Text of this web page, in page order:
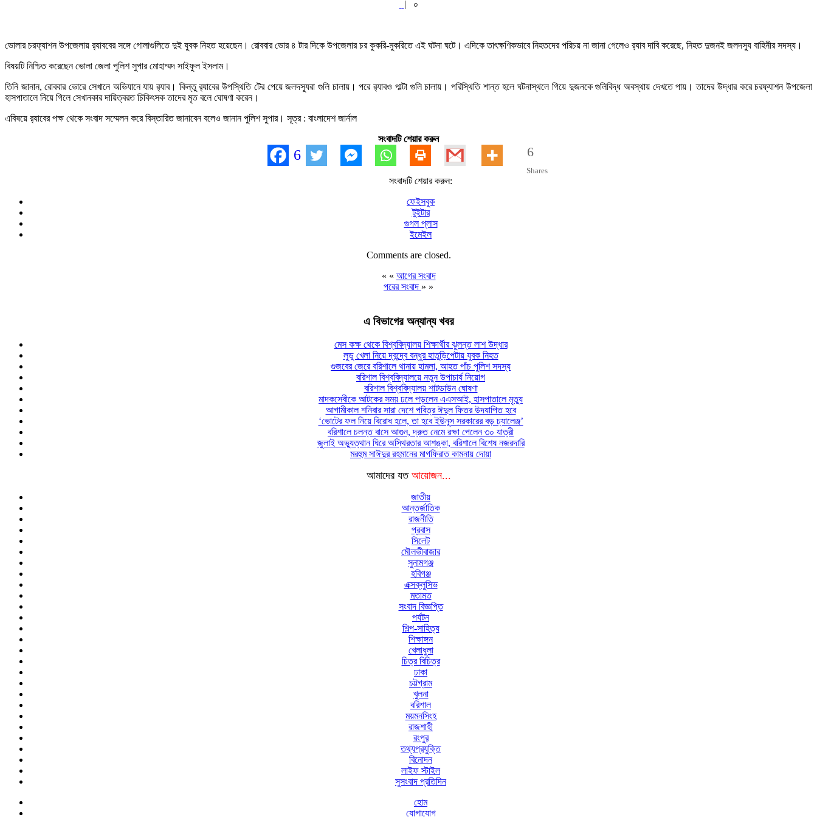
| ০
ভোলার চরফ্যাশন উপজেলায় র‌্যাববের সঙ্গে গোলাগুলিতে দুই যুবক নিহত হয়েছেন। রোববার ভোর ৪ টার দিকে উপজেলার চর কুকরি-মুকরিতে এই ঘটনা ঘটে। এদিকে তাৎক্ষণিকভাবে নিহতদের পরিচয় না জানা গেলেও র‌্যাব দাবি করেছে, নিহত দুজনই জলদস্যু বাহিনীর সদস্য।
বিষয়টি নিশ্চিত করেছেন ভোলা জেলা পুলিশ সুপার মোহাম্মদ সাইফুল ইসলাম।
তিনি জানান, রোববার ভোরে সেখানে অভিযানে যায় র‌্যাব। কিন্তু র‌্যাবের উপস্থিতি টের পেয়ে জলদস্যুরা গুলি চালায়। পরে র‌্যাবও পাল্টা গুলি চালায়। পরিস্থিতি শান্ত হলে ঘটনাস্থলে গিয়ে দুজনকে গুলিবিদ্ধ অবস্থায় দেখতে পায়। তাদের উদ্ধার করে চরফ্যাশন উপজেলা
হাসপাতালে নিয়ে গিলে সেখানকার দায়িত্বরত চিকিৎসক তাদের মৃত বলে ঘোষণা করেন।
এবিষয়ে র‌্যাবের পক্ষ থেকে সংবাদ সম্মেলন করে বিস্তারিত জানাবেন বলেও জানান পুলিশ সুপার। সূত্র : বাংলাদেশ জার্নাল
সংবাদটি শেয়ার করুন
6 6
Shares
সংবাদটি শেয়ার করুন:
ফেইসবুক
টুইটার
গুগল প্লাস
ইমেইল
Comments are closed.
« « আগের সংবাদ
পরের সংবাদ » »
এ বিভাগের অন্যান্য খবর
মেস কক্ষ থেকে বিশ্ববিদ্যালয় শিক্ষার্থীর ঝুলন্ত লাশ উদ্ধার
লুডু খেলা নিয়ে দ্বন্দ্বে বন্ধুর হাতুড়িপেটায় যুবক নিহত
গুজবের জেরে বরিশালে থানায় হামলা, আহত পাঁচ পুলিশ সদস্য
বরিশাল বিশ্ববিদ্যালয়ে নতুন উপাচার্য নিয়োগ
বরিশাল বিশ্ববিদ্যালয় শাটডাউন ঘোষণা
মাদকসেবীকে আটকের সময় ঢলে পড়লেন এএসআই, হাসপাতালে মৃত্যু
আগামীকাল শনিবার সারা দেশে পবিত্র ঈদুল ফিতর উদযাপিত হবে
‘ভোটের ফল নিয়ে বিরোধ হলে, তা হবে ইউনূস সরকারের বড় চ্যালেঞ্জ’
বরিশালে চলন্ত বাসে আগুন, দ্রুত নেমে রক্ষা পেলেন ৩০ যাত্রী
জুলাই অভ্যুত্থান ঘিরে অস্থিরতার আশঙ্কা, বরিশালে বিশেষ নজরদারি
মরহুম সাঈদুর রহমানের মাগফিরাত কামনায় দোয়া
আমাদের যত আয়োজন...
জাতীয়
আন্তর্জাতিক
রাজনীতি
প্রবাস
সিলেট
মৌলভীবাজার
সুনামগঞ্জ
হবিগঞ্জ
এক্সক্লুসিভ
মতামত
সংবাদ বিজ্ঞপ্তি
পর্যটন
শিল্প-সাহিত্য
শিক্ষাঙ্গন
খেলাধুলা
চিত্র বিচিত্র
ঢাকা
চট্টগ্রাম
খুলনা
বরিশাল
ময়মনসিংহ
রাজশাহী
রংপুর
তথ্যপ্রযুক্তি
বিনোদন
লাইফ স্টাইল
সুসংবাদ প্রতিদিন
হোম
যোগাযোগ